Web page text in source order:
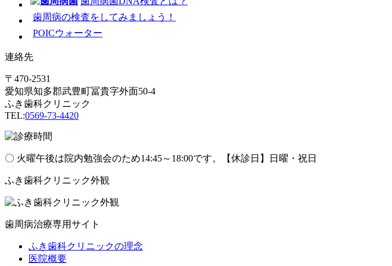
歯周病の検査をしてみましょう！
POICウォーター
連絡先
〒470-2531
愛知県知多郡武豊町冨貴字外面50-4
ふき歯科クリニック
TEL:0569-73-4420
〇 火曜午後は院内勉強会のため14:45～18:00です。【休診日】日曜・祝日
ふき歯科クリニック外観
歯周病治療専用サイト
ふき歯科クリニックの理念
医院概要